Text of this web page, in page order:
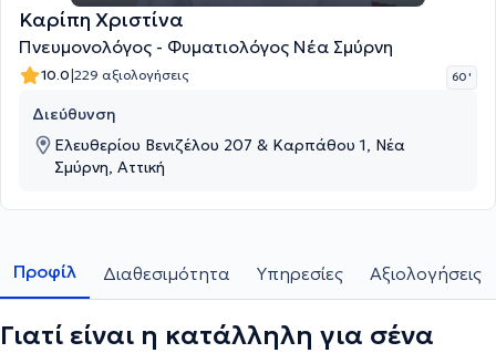
Καρίπη Χριστίνα
Πνευμονολόγος - Φυματιολόγος Νέα Σμύρνη
10.0|229 αξιολογήσεις 60 '
Διεύθυνση
Ελευθερίου Βενιζέλου 207 & Καρπάθου 1, Νέα
Σμύρνη, Αττική
Προφίλ Διαθεσιμότητα Υπηρεσίες Αξιολογήσεις
Γιατί είναι η κατάλληλη για σένα